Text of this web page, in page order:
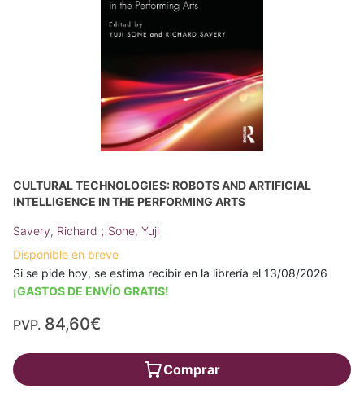
CULTURAL TECHNOLOGIES: ROBOTS AND ARTIFICIAL
INTELLIGENCE IN THE PERFORMING ARTS
Savery, Richard ; Sone, Yuji
Disponible en breve
Si se pide hoy, se estima recibir en la librería el 13/08/2026
¡GASTOS DE ENVÍO GRATIS!
PVP. 84,60€
Comprar